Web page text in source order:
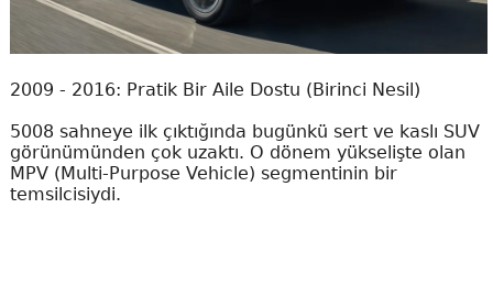
2009 - 2016: Pratik Bir Aile Dostu (Birinci Nesil)
5008 sahneye ilk çıktığında bugünkü sert ve kaslı SUV
görünümünden çok uzaktı. O dönem yükselişte olan
MPV (Multi-Purpose Vehicle) segmentinin bir
temsilcisiydi.